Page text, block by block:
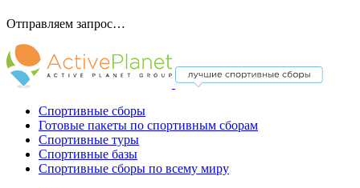
Отправляем запрос…
Спортивные сборы
Готовые пакеты по спортивным сборам
Спортивные туры
Спортивные базы
Спортивные сборы по всему миру